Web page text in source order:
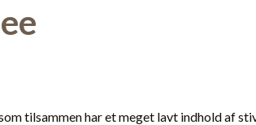
tilsammen har et meget lavt indhold af